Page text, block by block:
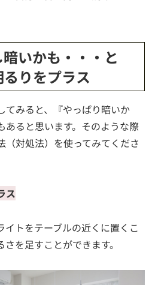
いかも・・・と
りをプラス
てみると、『やっぱり暗いか
あると思います。そのような際
（対処法）を使ってみてくださ
ス
イトをテーブルの近くに置くこ
を足すことができます。